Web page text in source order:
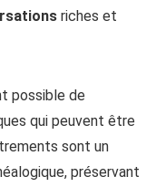
riches et
possible de
qui peuvent être
sont un
préservant